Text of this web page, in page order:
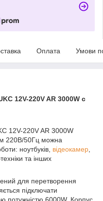
Оплата Умови
12V-220V AR 3000W c
12V-220V AR 3000W
220В/50Гц можна
ноутбуків, відеокамер
та інших
для перетворення
підключати
потужністю 6000W. Корпус